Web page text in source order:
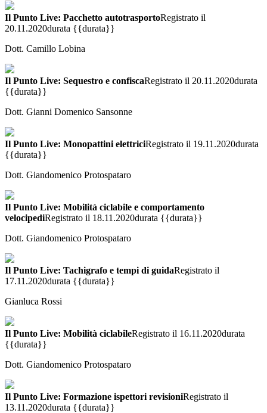
Il Punto Live: Pacchetto autotrasportoRegistrato il
20.11.2020durata {{durata}}
Dott. Camillo Lobina
Il Punto Live: Sequestro e confiscaRegistrato il 20.11.2020durata
{{durata}}
Dott. Gianni Domenico Sansonne
Il Punto Live: Monopattini elettriciRegistrato il 19.11.2020durata
{{durata}}
Dott. Giandomenico Protospataro
Il Punto Live: Mobilità ciclabile e comportamento
velocipediRegistrato il 18.11.2020durata {{durata}}
Dott. Giandomenico Protospataro
Il Punto Live: Tachigrafo e tempi di guidaRegistrato il
17.11.2020durata {{durata}}
Gianluca Rossi
Il Punto Live: Mobilità ciclabileRegistrato il 16.11.2020durata
{{durata}}
Dott. Giandomenico Protospataro
Il Punto Live: Formazione ispettori revisioniRegistrato il
13.11.2020durata {{durata}}